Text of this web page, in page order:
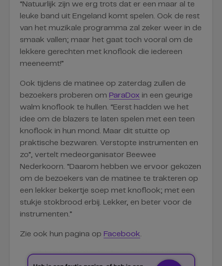
“Natuurlijk zijn we erg trots dat er een maar al te
leuke band uit Engeland komt spelen. Ook de rest
van het muzikale programma zal zeker weer in de
smaak vallen; maar het gaat toch vooral om de
lekkere gerechten met knoflook die iedereen
meeneemt!”
Ook tijdens de matinee op zaterdag zullen de
bezoekers proberen om ParaDox in een geurige
walm knoflook te hullen. “Eerst hadden we het
idee om de blazers te laten spelen met een teen
knoflook in hun mond. Maar dit stuitte op
praktische bezwaren. Verstopte instrumenten en
zo”, vertelt medeorganisator Beewee
Nederkoorn. “Daarom hebben we ervoor gekozen
om de bezoekers van de matinee te trakteren op
een lekker bekertje soep met knoflook; met een
stukje stokbrood erbij. Lekker, en beter voor de
instrumenten.”
Zie ook hun pagina op Facebook.